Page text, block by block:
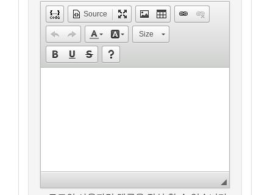
Source
Size